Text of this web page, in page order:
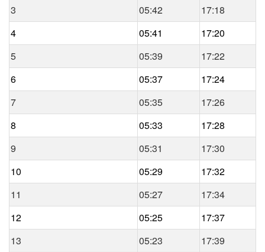
3
05:42
17:18
4
05:41
17:20
5
05:39
17:22
6
05:37
17:24
7
05:35
17:26
8
05:33
17:28
9
05:31
17:30
10
05:29
17:32
11
05:27
17:34
12
05:25
17:37
13
05:23
17:39